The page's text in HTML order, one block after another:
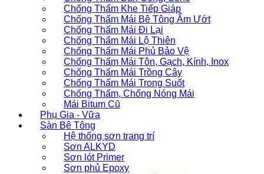
Chống Thấm Khe Tiếp Giáp
Chống Thấm Mái Bê Tông Ẩm Ướt
Chống Thấm Mái Đi Lại
Chống Thấm Mái Lộ Thiên
Chống Thấm Mái Phủ Bảo Vệ
Chống Thấm Mái Tôn, Gạch, Kính, Inox
Chống Thấm Mái Trồng Cây
Chống Thấm Mái Trong Suốt
Chống Thấm, Chống Nóng Mái
Mái Bitum Cũ
Phụ Gia - Vữa
Sàn Bê Tông
Hệ thống sơn trang trí
Sơn ALKYD
Sơn lót Primer
Sơn phủ Epoxy